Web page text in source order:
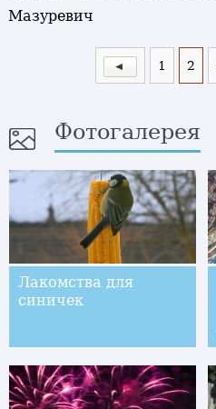
Мазуревич
1 2
Фотогалерея
Лакомства для
синичек